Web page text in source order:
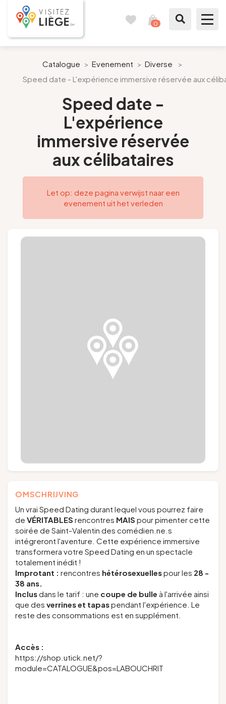
0
Inspiraties
Bereid mijn verblijf voor
Onze suggesties
Pays de Liège
Pers
Catalogue > Evenement > Diverse
>
Speed date - L'expérience immersive réservée aux
Speed date -
L'expérience
immersive réservée
aux célibataires
Let op: deze pagina verwijst naar een
evenement uit het verleden
OMSCHRIJVING
Un vrai Speed Dating durant lequel vous pourrez faire
de VÉRITABLES rencontres MAIS pour pimenter cette
soirée de Saint-Valentin des comédien.ne.s
intégreront l'aventure. Cette expérience immersive
transformera votre Speed Dating en un spectacle
totalement inédit !
Improtant : rencontres hétérosexuellespour les 28 -
38 ans.
Inclusdans le tarif : une coupe de bulle à l'arrivée ainsi
que des verrines et tapaspendant l'expérience. Le
reste des consommations est en supplément.
Accès :
https://shop.utick.net/?
module=CATALOGUE&pos=LABOUCHRIT